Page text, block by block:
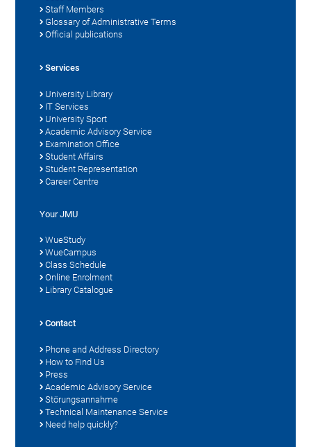
Staff Members
Glossary of Administrative Terms
Official publications
Services
University Library
IT Services
University Sport
Academic Advisory Service
Examination Office
Student Affairs
Student Representation
Career Centre
Your JMU
WueStudy
WueCampus
Class Schedule
Online Enrolment
Library Catalogue
Contact
Phone and Address Directory
How to Find Us
Press
Academic Advisory Service
Störungsannahme
Technical Maintenance Service
Need help quickly?